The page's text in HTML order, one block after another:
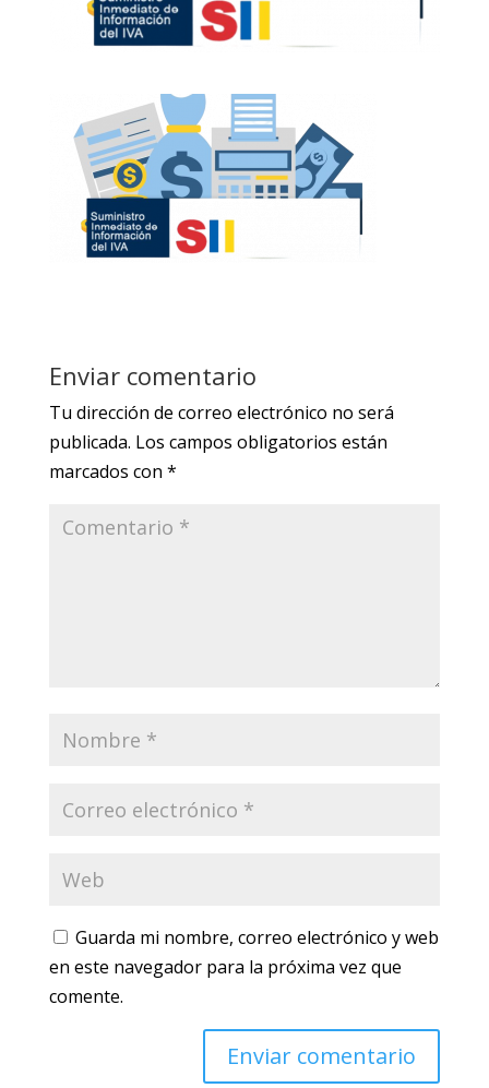
Enviar comentario
Tu dirección de correo electrónico no será
publicada. Los campos obligatorios están
marcados con *
Guarda mi nombre, correo electrónico y web
en este navegador para la próxima vez que
comente.